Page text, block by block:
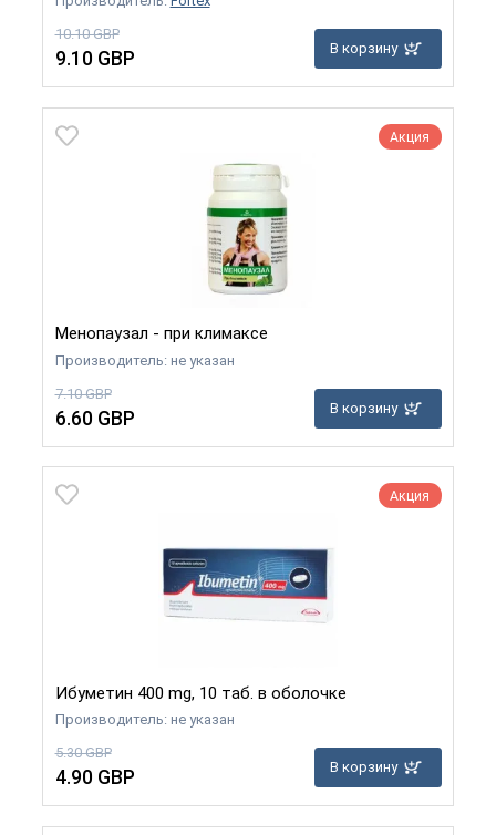
10.10 GBP
9.10 GBP В корзину
Акция
Менопаузал - при климаксе
Производитель: не указан
7.10 GBP
6.60 GBP В корзину
Акция
Ибуметин 400 mg, 10 таб. в оболочке
Производитель: не указан
5.30 GBP
4.90 GBP В корзину